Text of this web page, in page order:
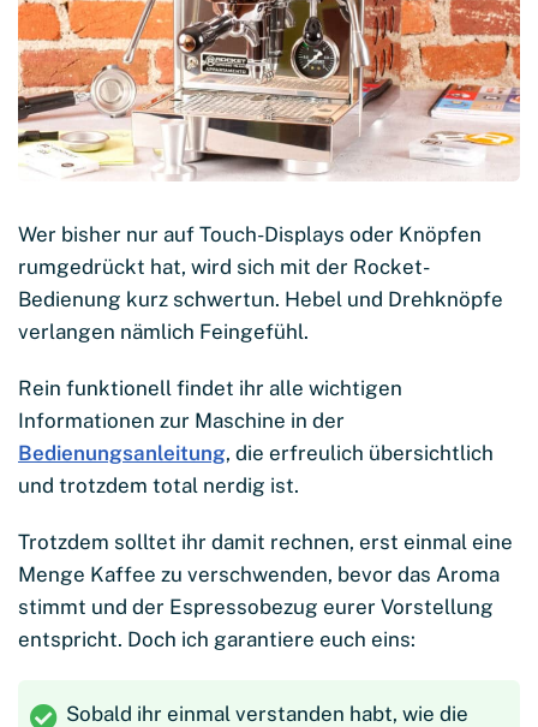
Wer bisher nur auf Touch-Displays oder Knöpfen
rumgedrückt hat, wird sich mit der Rocket-
Bedienung kurz schwertun. Hebel und Drehknöpfe
verlangen nämlich Feingefühl.
Rein funktionell findet ihr alle wichtigen
Informationen zur Maschine in der
Bedienungsanleitung, die erfreulich übersichtlich
und trotzdem total nerdig ist.
Trotzdem solltet ihr damit rechnen, erst einmal eine
Menge Kaffee zu verschwenden, bevor das Aroma
stimmt und der Espressobezug eurer Vorstellung
entspricht. Doch ich garantiere euch eins:
Sobald ihr einmal verstanden habt, wie die